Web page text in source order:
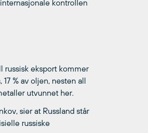
kontrollen
russisk eksport kommer
% av oljen, nesten all
utvunnet her.
sier at Russland står
russiske